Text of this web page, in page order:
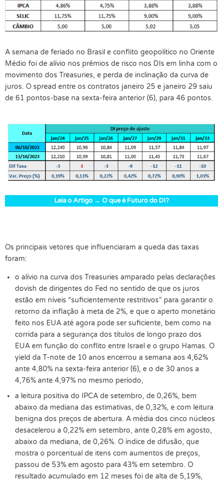
A semana de feriado no Brasil e conflito geopolítico no Oriente
Médio foi de alívio nos prêmios de risco nos DIs em linha com o
movimento dos Treasuries, e perda de inclinação da curva de
juros. O spread entre os contratos janeiro 25 e janeiro 29 saiu
de 61 pontos-base na sexta-feira anterior (6), para 46 pontos.
Leia o Artigo → O que é Futuro do DI?
Os principais vetores que influenciaram a queda das taxas
foram:
o alívio na curva dos Treasuries amparado pelas declarações
dovish de dirigentes do Fed no sentido de que os juros
estão em níveis “suficientemente restritivos” para garantir o
retorno da inflação à meta de 2%, e que o aperto monetário
feito nos EUA até agora pode ser suficiente, bem como na
corrida para a segurança dos títulos de longo prazo dos
EUA em função do conflito entre Israel e o grupo Hamas. O
yield da T-note de 10 anos encerrou a semana aos 4,62%
ante 4,80% na sexta-feira anterior (6), e o de 30 anos a
4,76% ante 4,97% no mesmo período,
a leitura positiva do IPCA de setembro, de 0,26%, bem
abaixo da mediana das estimativas, de 0,32%, e com leitura
benigna dos preços de abertura. A média dos cinco núcleos
desacelerou a 0,22% em setembro, ante 0,28% em agosto,
abaixo da mediana, de 0,26%. O índice de difusão, que
mostra o porcentual de itens com aumentos de preços,
passou de 53% em agosto para 43% em setembro. O
resultado acumulado em 12 meses foi de alta de 5,19%,